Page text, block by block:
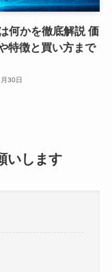
何かを徹底解説 価
特徴と買い方まで
30日
いします